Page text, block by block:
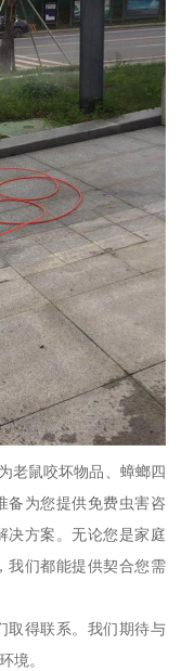
老鼠咬坏物品、蟑螂四
备为您提供免费虫害咨
决方案。无论您是家庭
我们都能提供契合您需
取得联系。我们期待与
境。